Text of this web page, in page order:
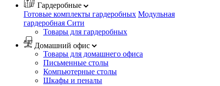
Гардеробные
Готовые комплекты гардеробных Модульная
гардеробная Сити
Товары для гардеробных
Домашний офис
Товары для домашнего офиса
Письменные столы
Компьютерные столы
Шкафы и пеналы